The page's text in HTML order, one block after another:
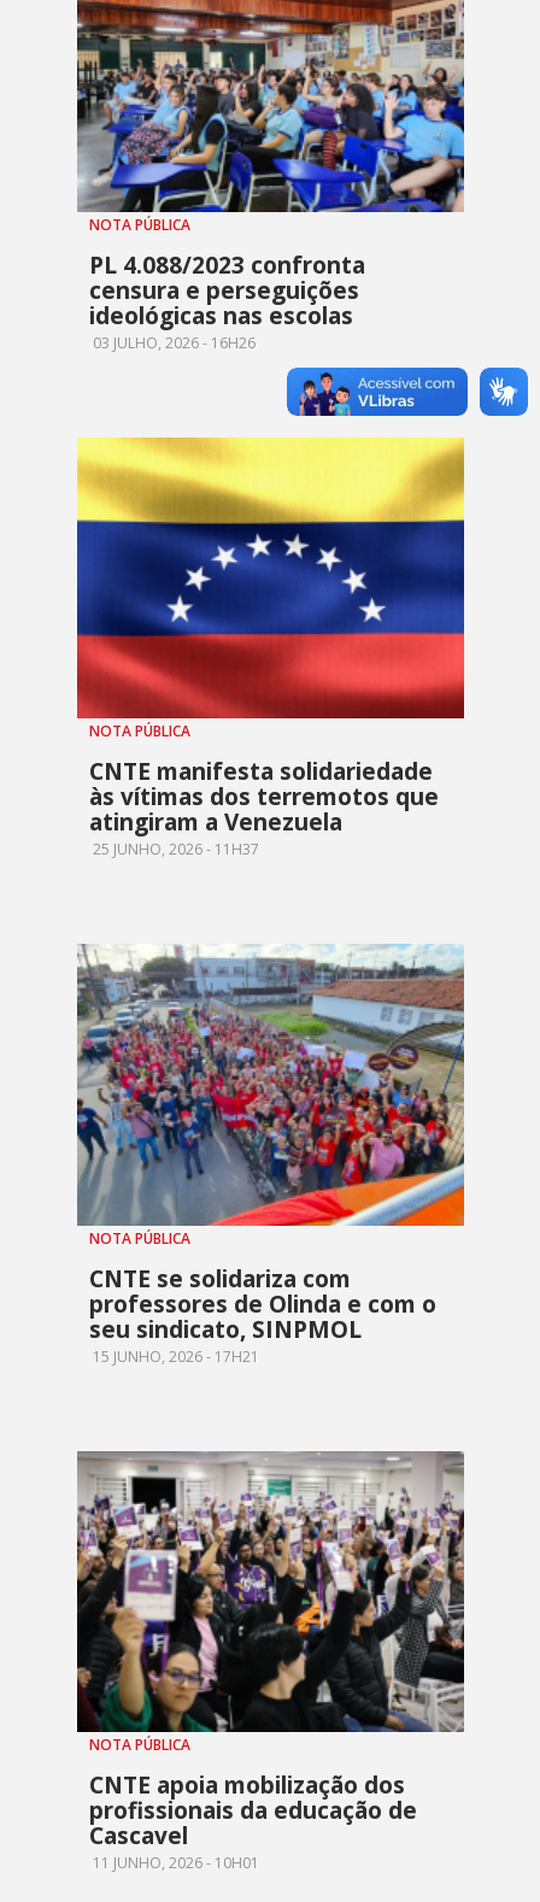
NOTA PÚBLICA
PL 4.088/2023 confronta
censura e perseguições
ideológicas nas escolas
03 JULHO, 2026 - 16H26
NOTA PÚBLICA
CNTE manifesta solidariedade
às vítimas dos terremotos que
atingiram a Venezuela
25 JUNHO, 2026 - 11H37
NOTA PÚBLICA
CNTE se solidariza com
professores de Olinda e com o
seu sindicato, SINPMOL
15 JUNHO, 2026 - 17H21
NOTA PÚBLICA
CNTE apoia mobilização dos
profissionais da educação de
Cascavel
11 JUNHO, 2026 - 10H01